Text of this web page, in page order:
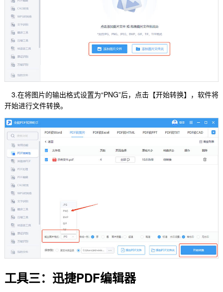
3.在将图片的输出格式设置为“PNG”后，点击【开始转换】，软件将
开始进行文件转换。
工具三：迅捷PDF编辑器